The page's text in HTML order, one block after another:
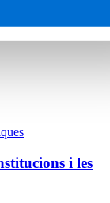
Aplicada a la
i les